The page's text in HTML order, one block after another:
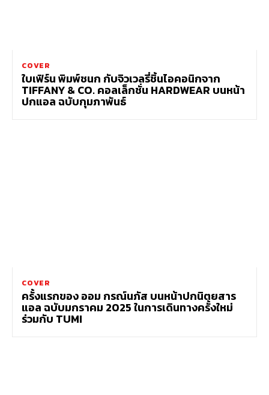
COVER
ใบเฟิร์น พิมพ์ชนก กับจิวเวลรี่ชิ้นไอคอนิกจาก
TIFFANY & CO. คอลเล็กชั่น HARDWEAR บนหน้า
ปกแอล ฉบับกุมภาพันธ์
COVER
ครั้งแรกของ ออม กรณ์นภัส บนหน้าปกนิตยสาร
แอล ฉบับมกราคม 2025 ในการเดินทางครั้งใหม่
ร่วมกับ TUMI